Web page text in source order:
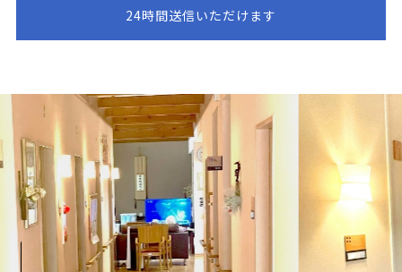
24時間送信いただけます